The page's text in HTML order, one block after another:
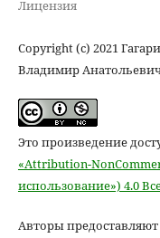
Лицензия
Copyright (c) 2021
Владимир
Это произведение
«Attribution-
использование») 4.0
Авторы